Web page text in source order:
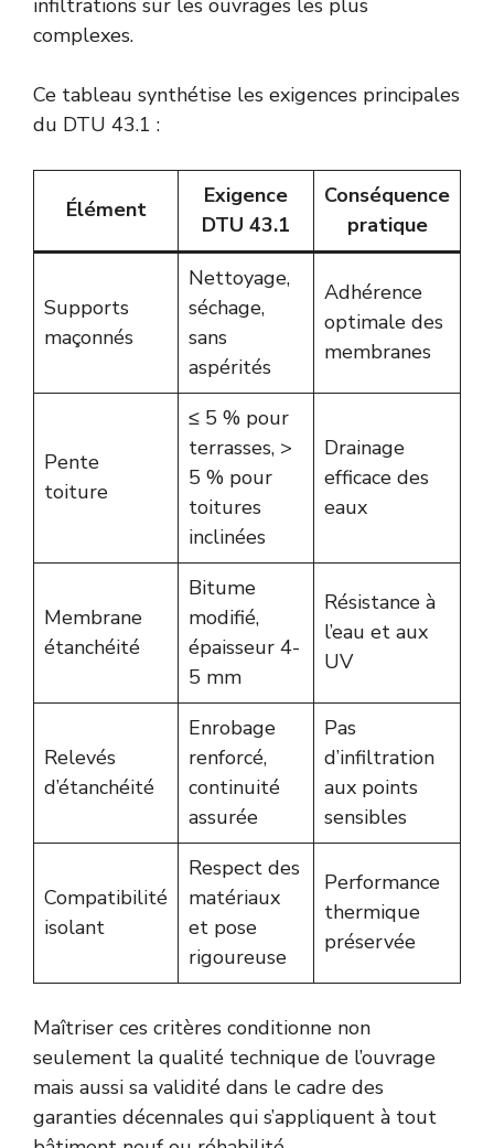
infiltrations sur les ouvrages les plus
complexes.
Ce tableau synthétise les exigences principales
du DTU 43.1 :
Élément
Exigence
DTU 43.1
Conséquence
pratique
Supports
maçonnés
Nettoyage,
séchage,
sans
aspérités
Adhérence
optimale des
membranes
Pente
toiture
≤ 5 % pour
terrasses, >
5 % pour
toitures
inclinées
Drainage
efficace des
eaux
Membrane
étanchéité
Bitume
modifié,
épaisseur 4-
5 mm
Résistance à
l’eau et aux
UV
Relevés
d’étanchéité
Enrobage
renforcé,
continuité
assurée
Pas
d’infiltration
aux points
sensibles
Compatibilité
isolant
Respect des
matériaux
et pose
rigoureuse
Performance
thermique
préservée
Maîtriser ces critères conditionne non
seulement la qualité technique de l’ouvrage
mais aussi sa validité dans le cadre des
garanties décennales qui s’appliquent à tout